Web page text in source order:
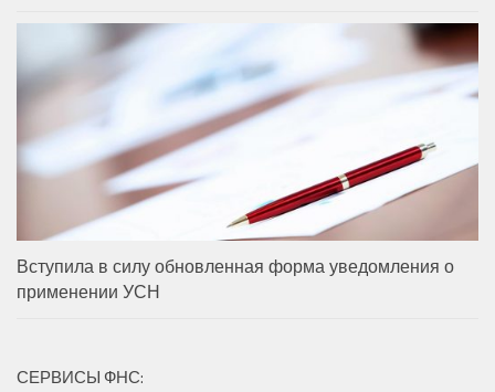
Вступила в силу обновленная форма уведомления о
применении УСН
СЕРВИСЫ ФНС: